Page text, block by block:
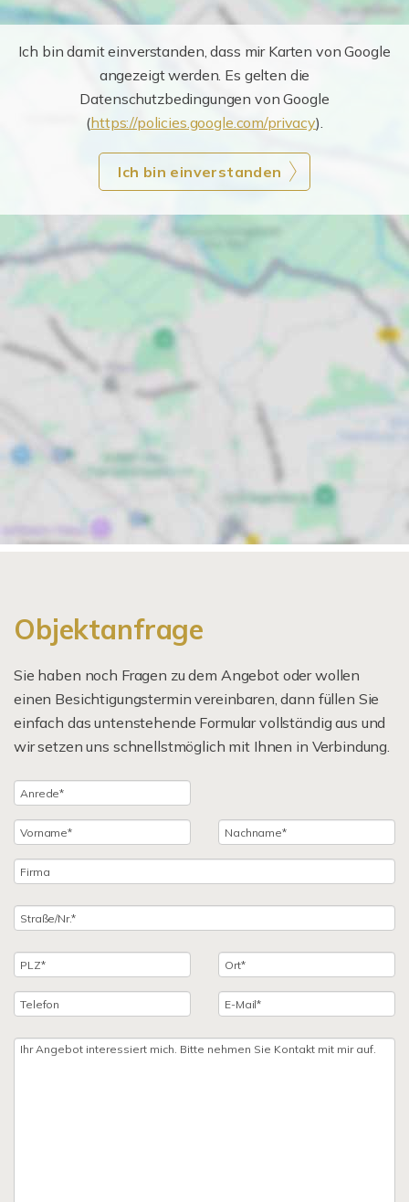
Ich bin damit einverstanden, dass mir Karten von Google
angezeigt werden. Es gelten die
Datenschutzbedingungen von Google
(https://policies.google.com/privacy).
Ich bin einverstanden
Objektanfrage
Sie haben noch Fragen zu dem Angebot oder wollen
einen Besichtigungstermin vereinbaren, dann füllen Sie
einfach das untenstehende Formular vollständig aus und
wir setzen uns schnellstmöglich mit Ihnen in Verbindung.